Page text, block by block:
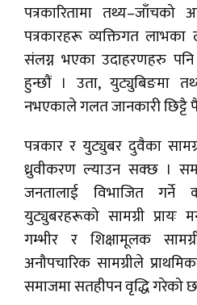
पत्रकारितामा तथ्य–जाँचको
पत्रकारहरू व्यक्तिगत लाभका
संलग्न भएका उदाहरणहरु पनि
हुन्छौं । उता, युट्युबिङमा
नभएकाले गलत जानकारी
पत्रकार र युट्युबर दुवैका
ध्रुवीकरण ल्याउन सक्छ ।
जनतालाई विभाजित
युट्युबरहरूको सामग्री प्रायः
गम्भीर र शिक्षामूलक
अनौपचारिक सामग्रीले
समाजमा सतहीपन वृद्धि गरेको